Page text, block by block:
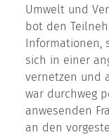
Umwelt und
bot den
Informationen,
sich in einer
vernetzen und
war durchweg
anwesenden
an den